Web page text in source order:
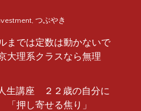
つぶやき
までは定数は動かないで
大理系クラスなら無理
生講座 ２２歳の自分に
押し寄せる焦り」